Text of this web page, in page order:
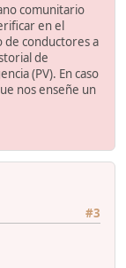
comunitario
en el
de conductores a
de
(PV). En caso
nos enseñe un
#3